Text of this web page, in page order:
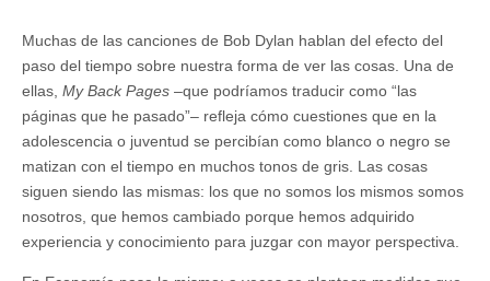
Muchas de las canciones de Bob Dylan hablan del efecto del
paso del tiempo sobre nuestra forma de ver las cosas. Una de
ellas, My Back Pages –que podríamos traducir como “las
páginas que he pasado”– refleja cómo cuestiones que en la
adolescencia o juventud se percibían como blanco o negro se
matizan con el tiempo en muchos tonos de gris. Las cosas
siguen siendo las mismas: los que no somos los mismos somos
nosotros, que hemos cambiado porque hemos adquirido
experiencia y conocimiento para juzgar con mayor perspectiva.